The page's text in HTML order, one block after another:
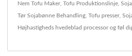
Nem Tofu Maker, Tofu Produktionslinje,
Tør Sojabønne Behandling, Tofu presser,
Højhastigheds hvedeblad processorog føl